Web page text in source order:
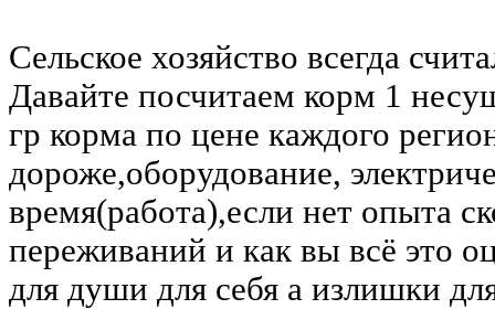
Сельское хозяйство всегда
Давайте посчитаем корм 1
гр корма по цене каждого
дороже,оборудование,
время(работа),если нет опыта
переживаний и как вы всё это
для души для себя а излишки